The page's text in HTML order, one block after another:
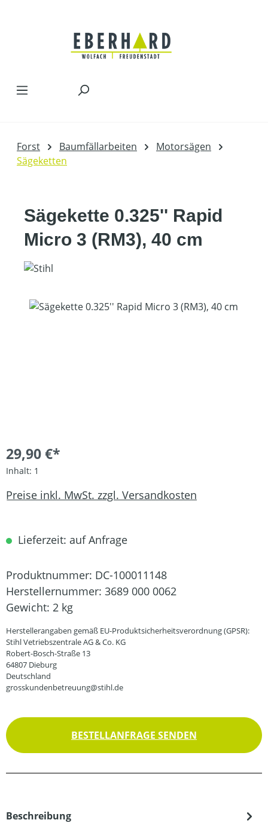
Forst Baumfällarbeiten
Motorsägen
Sägeketten
Sägekette 0.325'' Rapid
Micro 3 (RM3), 40 cm
Bildergalerie überspringen
29,90 €*
Inhalt: 1
Preise inkl. MwSt. zzgl. Versandkosten
Lieferzeit: auf Anfrage
Produktnummer: DC-100011148
Herstellernummer: 3689 000 0062
Gewicht: 2 kg
Herstellerangaben gemäß EU-Produktsicherheitsverordnung (GPSR):
Stihl Vetriebszentrale AG & Co. KG
Robert-Bosch-Straße 13
64807 Dieburg
Deutschland
grosskundenbetreuung@stihl.de
BESTELLANFRAGE SENDEN
Beschreibung